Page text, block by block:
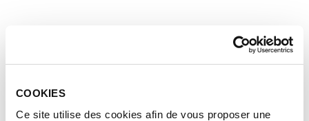
COOKIES
Ce site utilise des cookies afin de vous proposer une